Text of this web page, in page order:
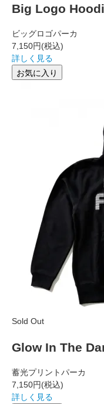
Big Logo
ビッグロゴパーカ
7,150円(税込)
詳しく見る
お気に入り
Sold Out
Glow In The
蓄光プリントパーカ
7,150円(税込)
詳しく見る